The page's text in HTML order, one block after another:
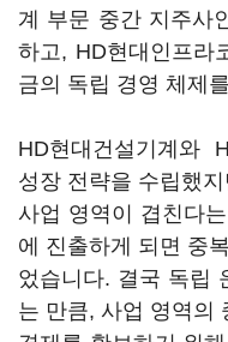
계 부문 중간 지주사
하고, HD현대인프라
금의 독립 경영 체제
HD현대건설기계와
성장 전략을 수립했
사업 영역이 겹친다
에 진출하게 되면 중
었습니다. 결국 독립
는 만큼, 사업 영역의